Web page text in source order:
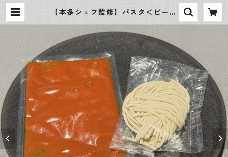
【本多シェフ監修】パスタ＜ビーゴ
プ